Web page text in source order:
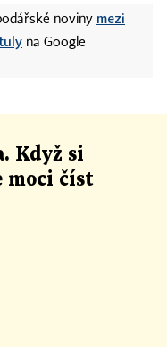
noviny mezi
na Google
Když si
moci číst